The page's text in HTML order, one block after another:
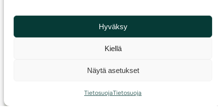
Hyväksy
Kiellä
Näytä asetukset
TietosuojaTietosuoja
info(a)suunnistusliitto.fi,Rastilipun asiat: rastilippu(a)suunnistusliitto.fi
Kilpailut ja kuntorastit – Rastilippu:::Rastilipun ohjeet